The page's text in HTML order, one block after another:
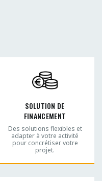
SOLUTION DE
FINANCEMENT
Des solutions flexibles et
adapter à votre activité
pour concrétiser votre
projet.